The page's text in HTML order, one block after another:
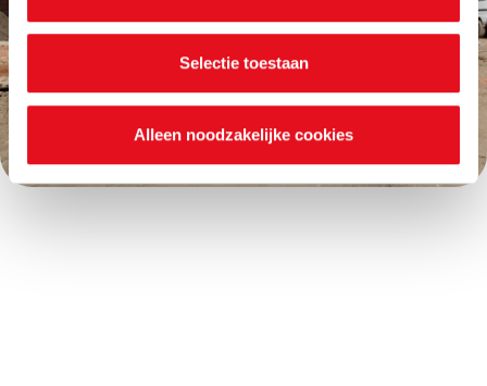
je voorkeuren ook op elk moment wijzigen via de cookie
Selectie toestaan
Alleen noodzakelijke cookies